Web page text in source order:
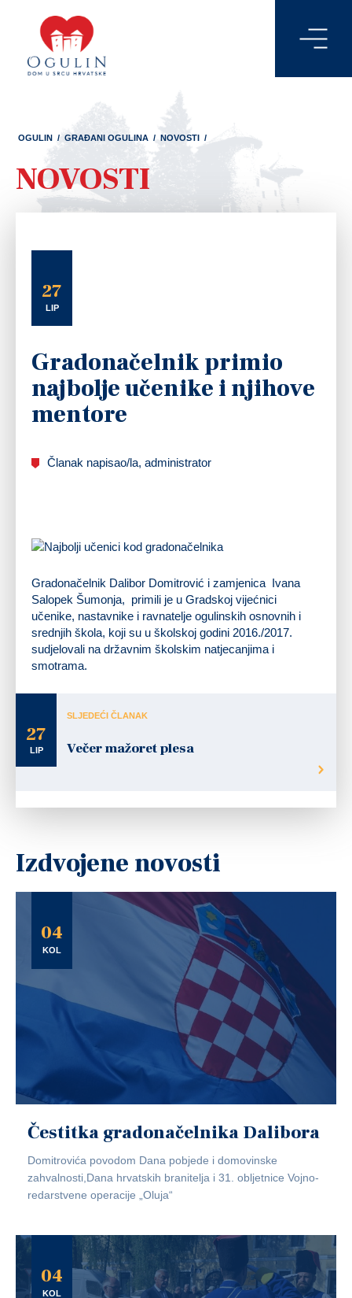
OGULIN / GRAĐANI OGULINA / NOVOSTI /
NOVOSTI
27
LIP
Gradonačelnik primio
najbolje učenike i njihove
mentore
Članak napisao/la, administrator
Gradonačelnik Dalibor Domitrović i zamjenica Ivana
Salopek Šumonja, primili je u Gradskoj vijećnici
učenike, nastavnike i ravnatelje ogulinskih osnovnih i
srednjih škola, koji su u školskoj godini 2016./2017.
sudjelovali na državnim školskim natjecanjima i
smotrama.
27
LIP
SLJEDEĆI ČLANAK
Večer mažoret plesa
Izdvojene novosti
04
KOL
Čestitka gradonačelnika Dalibora
Domitrovića povodom Dana pobjede i domovinske
zahvalnosti,Dana hrvatskih branitelja i 31. obljetnice Vojno-
redarstvene operacije „Oluja“
04
KOL